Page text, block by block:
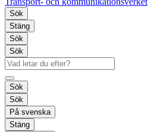
Sök
Stäng
Sök
Sök
Sök
Sök
På svenska
Stäng